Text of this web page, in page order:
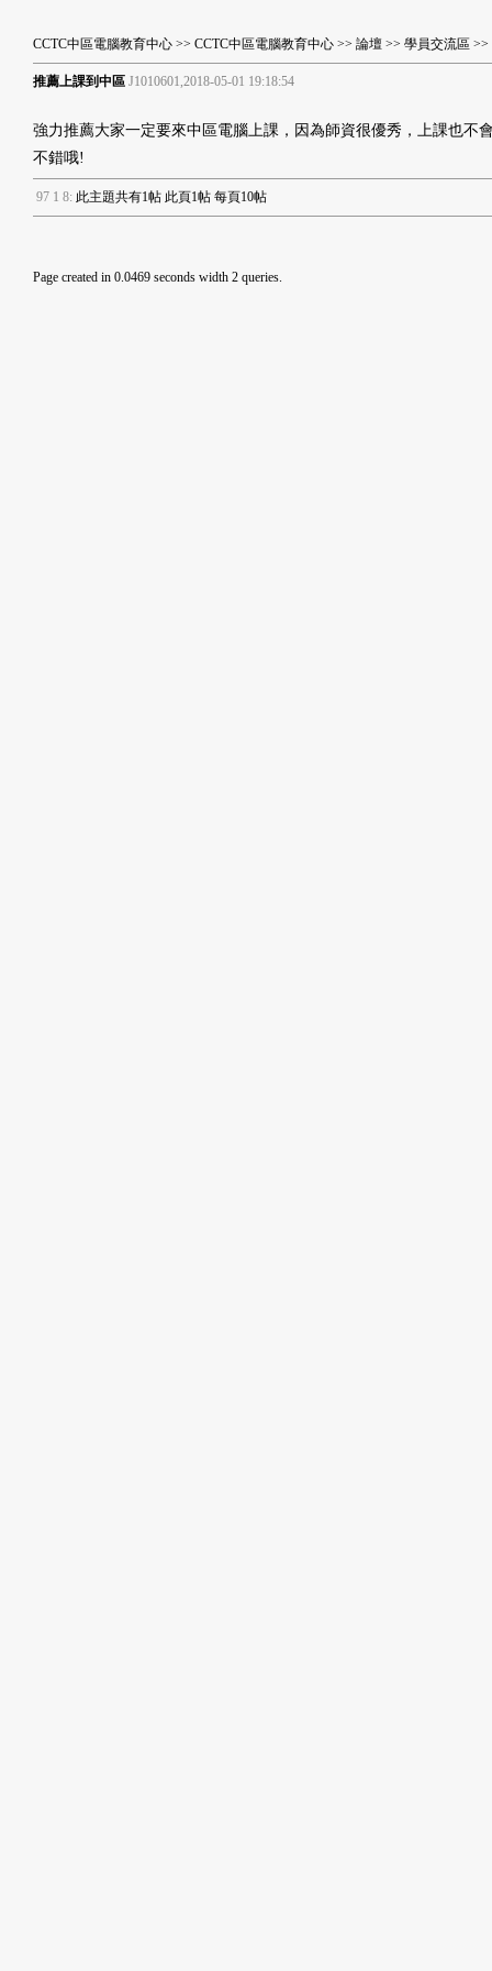
CCTC中區電腦教育中心 >> CCTC中區電腦教育中心 >> 論壇 >> 學員交流區 >>
推薦上課到中區 J1010601,2018-05-01 19:18:54
強力推薦大家一定要來中區電腦上課，因為師資很優秀，上課也
不錯哦!
97 1 8: 此主題共有1帖 此頁1帖 每頁10帖
Page created in 0.0469 seconds width 2 queries.